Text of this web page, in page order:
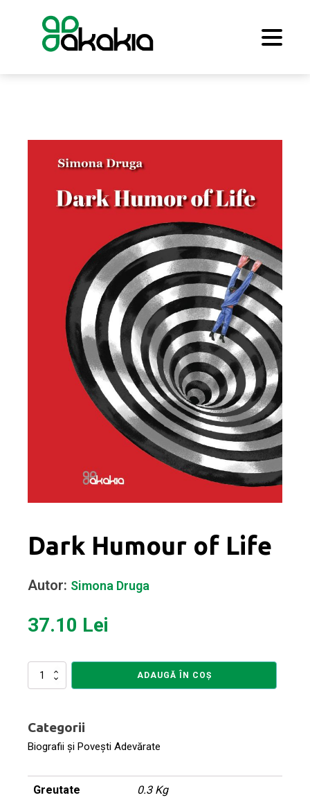
Dark Humour of Life
Autor: Simona Druga
37.10 Lei
Cantitate
Dark
Life
ADAUGĂ ÎN COȘ
Categorii
Biografii și Povești Adevărate
Greutate 0.3 Kg